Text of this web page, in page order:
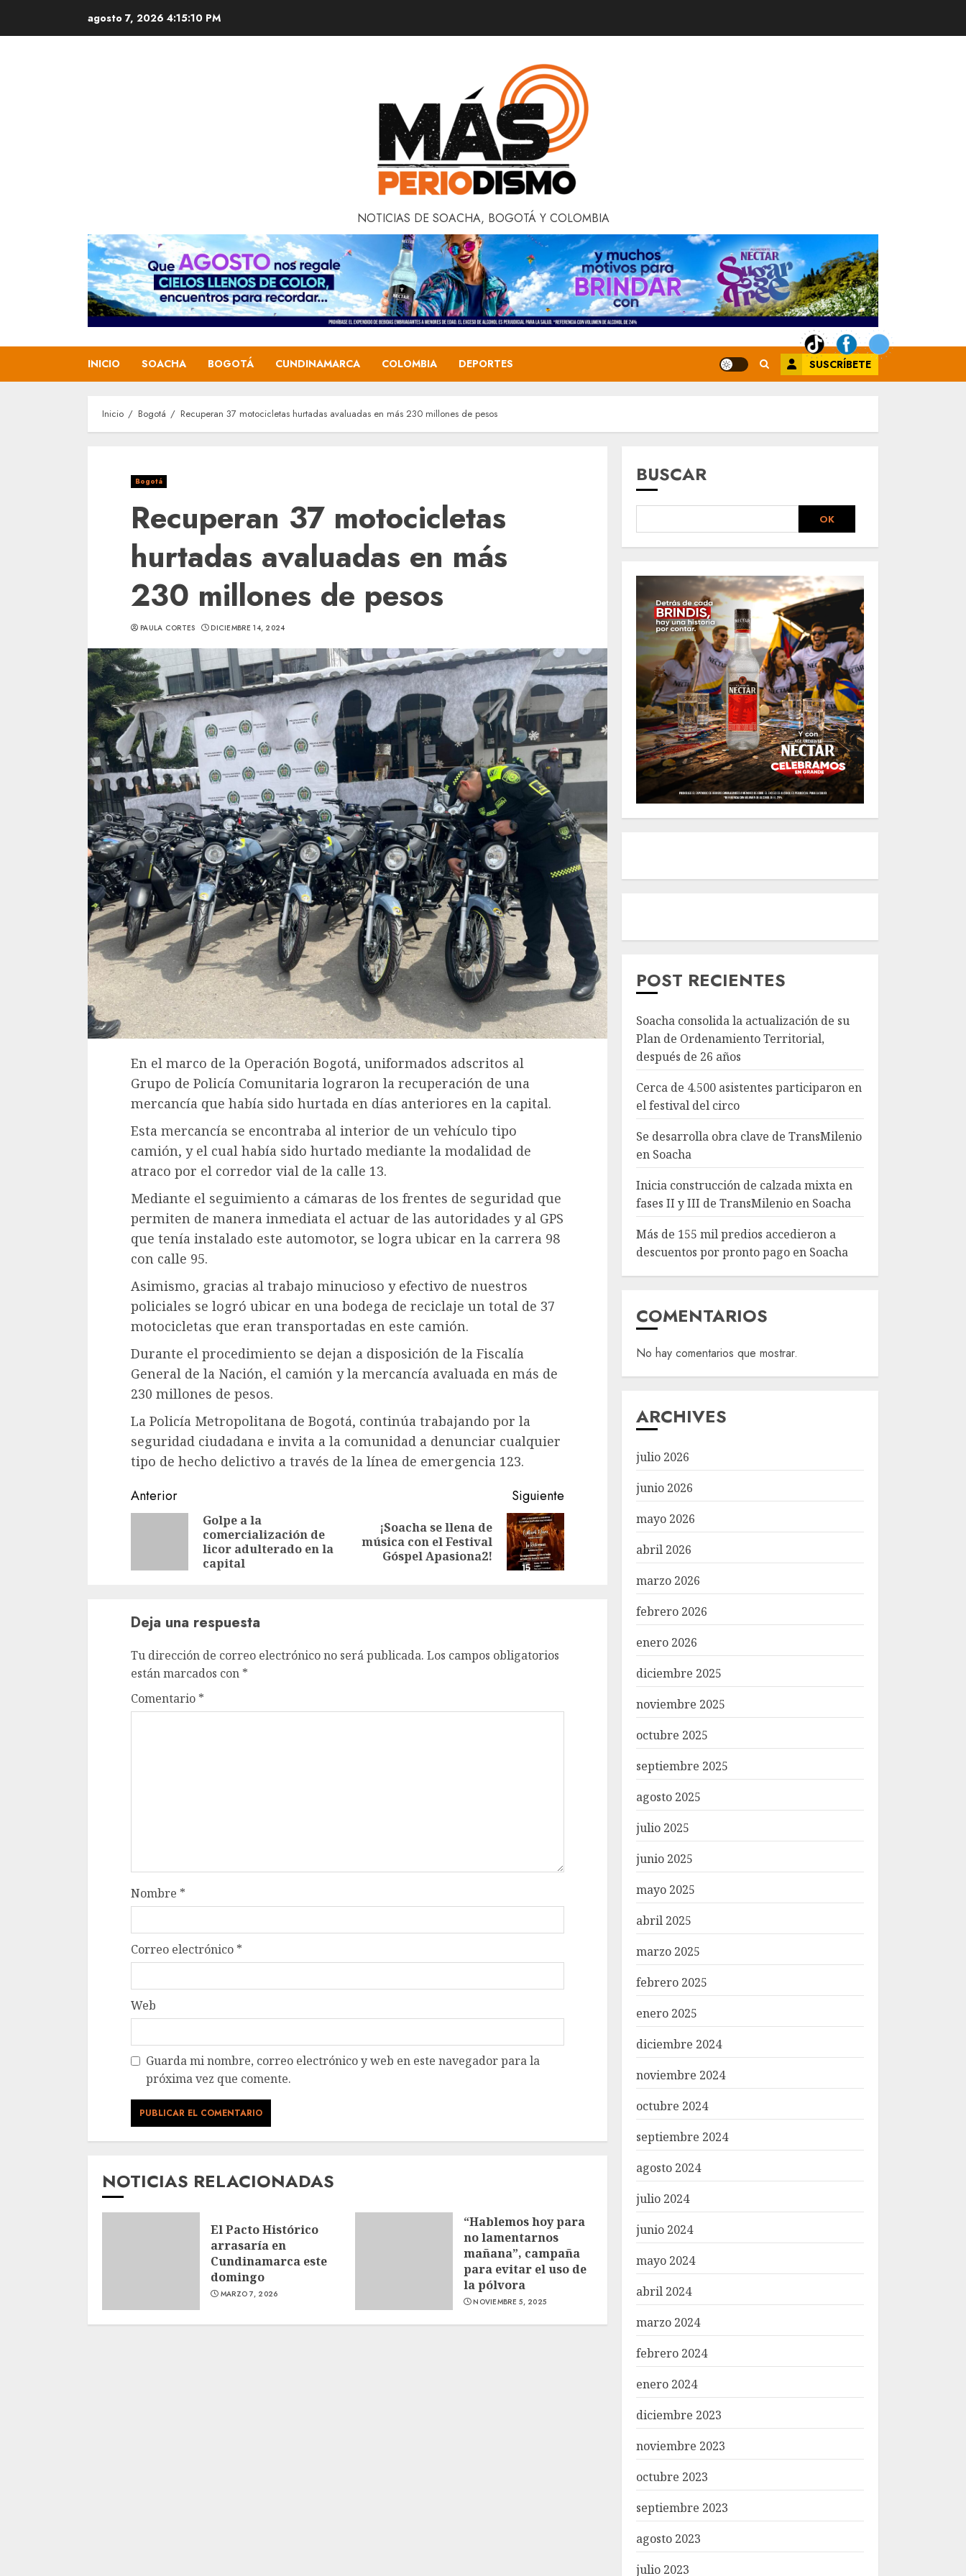
agosto 7, 2026 4:15:11 PM
NOTICIAS DE SOACHA, BOGOTÁ Y COLOMBIA
INICIO SOACHA BOGOTÁ CUNDINAMARCA COLOMBIA DEPORTES SUSCRÍBETE
Inicio Bogotá Recuperan 37 motocicletas hurtadas avaluadas en más 230 millones de pesos
Bogotá
Recuperan 37 motocicletas
hurtadas avaluadas en más
230 millones de pesos
PAULA CORTES DICIEMBRE 14, 2024
En el marco de la Operación Bogotá, uniformados adscritos al
Grupo de Policía Comunitaria lograron la recuperación de una
mercancía que había sido hurtada en días anteriores en la capital.
Esta mercancía se encontraba al interior de un vehículo tipo
camión, y el cual había sido hurtado mediante la modalidad de
atraco por el corredor vial de la calle 13.
Mediante el seguimiento a cámaras de los frentes de seguridad que
permiten de manera inmediata el actuar de las autoridades y al GPS
que tenía instalado este automotor, se logra ubicar en la carrera 98
con calle 95.
Asimismo, gracias al trabajo minucioso y efectivo de nuestros
policiales se logró ubicar en una bodega de reciclaje un total de 37
motocicletas que eran transportadas en este camión.
Durante el procedimiento se dejan a disposición de la Fiscalía
General de la Nación, el camión y la mercancía avaluada en más de
230 millones de pesos.
La Policía Metropolitana de Bogotá, continúa trabajando por la
seguridad ciudadana e invita a la comunidad a denunciar cualquier
tipo de hecho delictivo a través de la línea de emergencia 123.
Sigue
leyendo
Anterior
Entrada
anterior:
Golpe a la
comercialización de
licor adulterado en la
capital
Siguiente
Siguiente
entrada:
¡Soacha se llena de
música con el Festival
Góspel Apasiona2!
Deja una respuesta
Tu dirección de correo electrónico no será publicada. Los campos obligatorios
están marcados con *
Comentario *
Nombre *
Correo electrónico *
Web
Guarda mi nombre, correo electrónico y web en este navegador para la
próxima vez que comente.
NOTICIAS RELACIONADAS
El Pacto Histórico
arrasaría en
Cundinamarca este
domingo
MARZO 7, 2026
“Hablemos hoy para
no lamentarnos
mañana”, campaña
para evitar el uso de
la pólvora
NOVIEMBRE 5, 2025
BUSCAR
OK
POST RECIENTES
Soacha consolida la actualización de su
Plan de Ordenamiento Territorial,
después de 26 años
Cerca de 4.500 asistentes participaron en
el festival del circo
Se desarrolla obra clave de TransMilenio
en Soacha
Inicia construcción de calzada mixta en
fases II y III de TransMilenio en Soacha
Más de 155 mil predios accedieron a
descuentos por pronto pago en Soacha
COMENTARIOS
No hay comentarios que mostrar.
ARCHIVES
julio 2026
junio 2026
mayo 2026
abril 2026
marzo 2026
febrero 2026
enero 2026
diciembre 2025
noviembre 2025
octubre 2025
septiembre 2025
agosto 2025
julio 2025
junio 2025
mayo 2025
abril 2025
marzo 2025
febrero 2025
enero 2025
diciembre 2024
noviembre 2024
octubre 2024
septiembre 2024
agosto 2024
julio 2024
junio 2024
mayo 2024
abril 2024
marzo 2024
febrero 2024
enero 2024
diciembre 2023
noviembre 2023
octubre 2023
septiembre 2023
agosto 2023
julio 2023